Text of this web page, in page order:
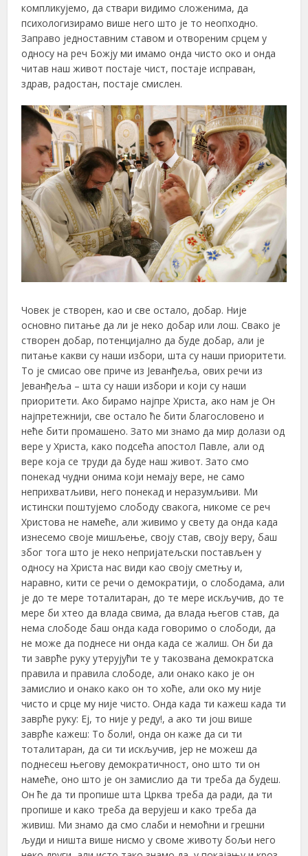
компликујемо, да ствари видимо сложенима, да
психологизирамо више него што је то неопходно.
Заправо једноставним ставом и отвореним срцем у
односу на реч Божју ми имамо онда чисто око и онда
читав наш живот постаје чист, постаје исправан,
здрав, радостан, постаје смислен.
Човек је створен, као и све остало, добар. Није
основно питање да ли је неко добар или лош. Свако је
створен добар, потенцијално да буде добар, али је
питање какви су наши избори, шта су наши приоритети.
То је смисао ове приче из Јеванђеља, ових речи из
Јеванђеља – шта су наши избори и који су наши
приоритети. Ако бирамо најпре Христа, ако нам је Он
најпретежнији, све остало ће бити благословено и
неће бити промашено. Зато ми знамо да мир долази од
вере у Христа, како подсећа апостол Павле, али од
вере која се труди да буде наш живот. Зато смо
понекад чудни онима који немају вере, не само
неприхватљиви, него понекад и неразумљиви. Ми
истински поштујемо слободу свакога, никоме се реч
Христова не намеће, али живимо у свету да онда када
изнесемо своје мишљење, своју став, своју веру, баш
због тога што је неко непријатељски постављен у
односу на Христа нас види као своју сметњу и,
наравно, кити се речи о демократији, о слободама, али
је до те мере тоталитаран, до те мере искључив, до те
мере би хтео да влада свима, да влада његов став, да
нема слободе баш онда када говоримо о слободи, да
не може да поднесе ни онда када се жалиш. Он би да
ти заврће руку утерујући те у такозвана демократска
правила и правила слободе, али онако како је он
замислио и онако како он то хоће, али око му није
чисто и срце му није чисто. Онда када ти кажеш када ти
заврће руку: Еј, то није у реду!, а ако ти још више
заврће кажеш: То боли!, онда он каже да си ти
тоталитаран, да си ти искључив, јер не можеш да
поднесеш његову демократичност, оно што ти он
намеће, оно што је он замислио да ти треба да будеш.
Он ће да ти пропише шта Црква треба да ради, да ти
пропише и како треба да верујеш и како треба да
живиш. Ми знамо да смо слаби и немоћни и грешни
људи и ништа више нисмо у своме животу бољи него